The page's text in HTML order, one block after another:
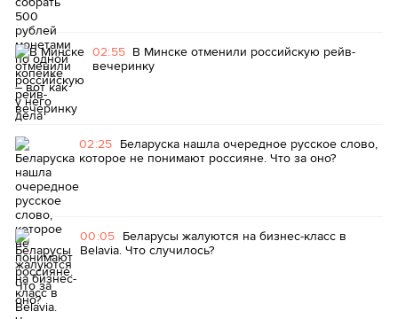
02:55 В Минске отменили российскую рейв-
вечеринку
02:25 Беларуска нашла очередное русское слово,
которое не понимают россияне. Что за оно?
00:05 Беларусы жалуются на бизнес-класс в
Belavia. Что случилось?